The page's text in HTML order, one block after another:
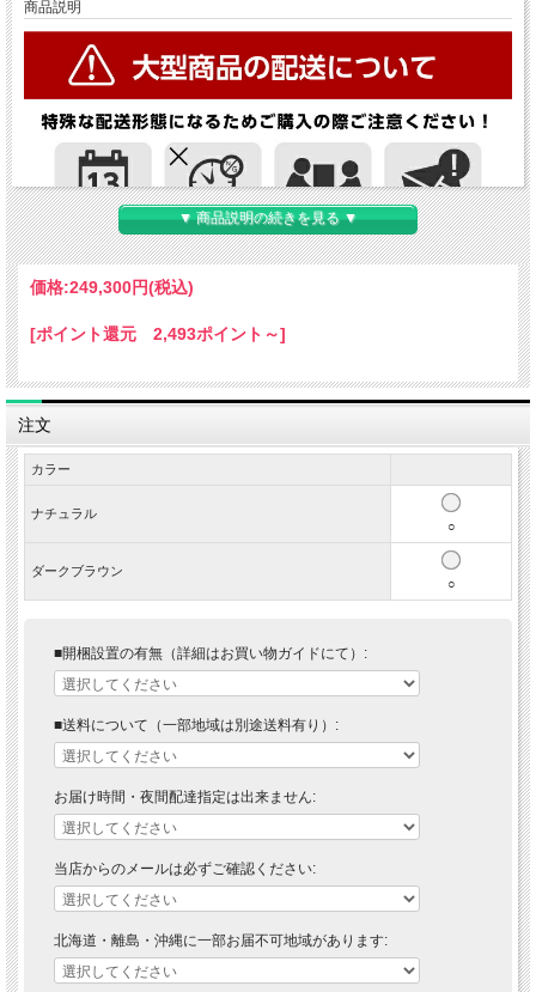
商品説明
▼ 商品説明の続きを見る ▼
価格:249,300円(税込)
[ポイント還元 2,493ポイント～]
注文
カラー
ナチュラル
○
ダークブラウン
○
■開梱設置の有無（詳細はお買い物ガイドにて）:
■送料について（一部地域は別途送料有り）:
お届け時間・夜間配達指定は出来ません:
当店からのメールは必ずご確認ください:
北海道・離島・沖縄に一部お届不可地域があります: